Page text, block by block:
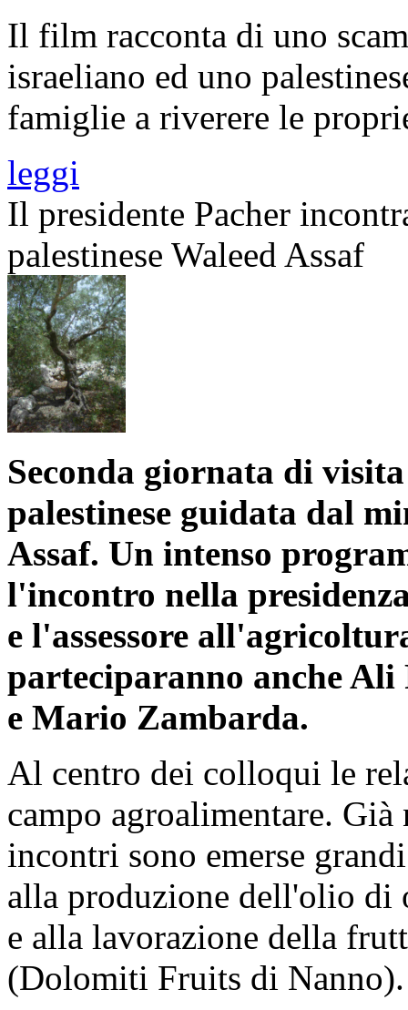
Il film racconta di uno
israeliano ed uno
famiglie a riverere le
leggi
Il presidente Pacher
palestinese Waleed Assaf
Seconda giornata di
palestinese guidata dal
Assaf. Un intenso
l'incontro nella
e l'assessore
parteciparanno anche
e Mario Zambarda.
Al centro dei colloqui le
campo agroalimentare.
incontri sono emerse
alla produzione dell'olio di
e alla lavorazione della
(Dolomiti Fruits di Nanno).